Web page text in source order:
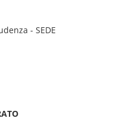
- SEDE